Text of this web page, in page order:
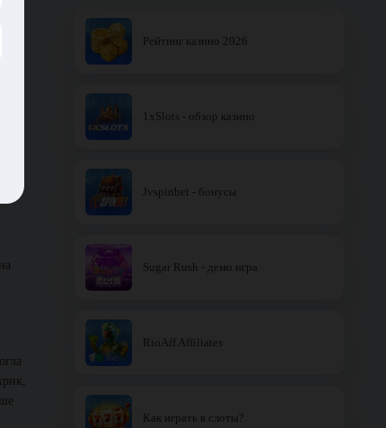
Рейтинг казино 2026
1xSlots - обзор казино
Jvspinbet - бонусы
Sugar Rush - демо игра
RioAff Affiliates
Как играть в слоты?